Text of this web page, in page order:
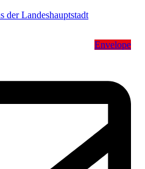
der Landeshauptstadt
Envelope